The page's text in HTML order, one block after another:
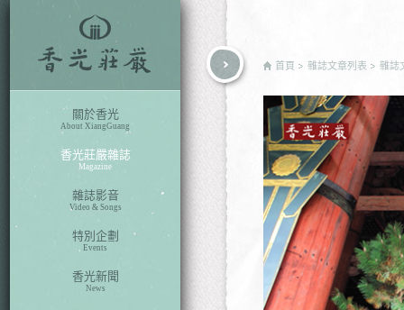
關於香光
About XiangGuang
香光莊嚴雜誌
Magazine
雜誌影音
Video & Songs
特別企劃
Events
香光新聞
News
首頁 雜誌文章列表 雜誌